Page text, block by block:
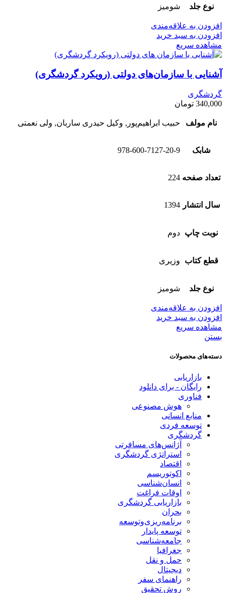
نوع جلد شومیز
افزودن به علاقه‌مندی
افزودن به سبد خرید
مشاهده سریع
آشنایی با سازمان‌های دولتی (رویکرد گردشگری)
گردشگری
340,000 تومان
نام مولف حبیب ابراهیم‌پور, وکیل حیدری ساربان, ولی نعمتی
شابک 978-600-7127-20-9
تعداد صفحه 224
سال انتشار 1394
نوبت چاپ دوم
قطع کتاب وزیری
نوع جلد شومیز
افزودن به علاقه‌مندی
افزودن به سبد خرید
مشاهده سریع
بستن
دسته‌های محصولات
بازاریابی
رایگان - برای دانلود
فناوری
هوش مصنوعی
منابع انسانی
توسعه فردی
گردشگری
آژانس‌های مسافرتی
استراتژی گردشگری
اقتصاد
اکوتوریسم
انسان‌شناسی
اوقات فراغت
بازاریابی گردشگری
بحران
برنامه‌ریزی‌وتوسعه
توسعه پایدار
جامعه‌شناسی
جغرافیا
حمل و نقل
دیجیتال
راهنمای سفر
روش تحقیق